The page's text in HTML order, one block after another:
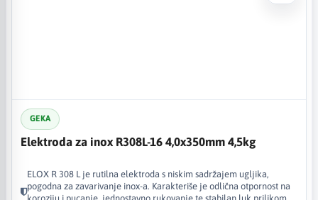
GEKA
Elektroda za inox R308L-16 4,0x350mm 4,5kg
ELOX R 308 L je rutilna elektroda s niskim sadržajem ugljika,
pogodna za zavarivanje inox-a. Karakteriše je odlična otpornost na
koroziju i pucanje, jednostavno rukovanje te stabilan luk prilikom